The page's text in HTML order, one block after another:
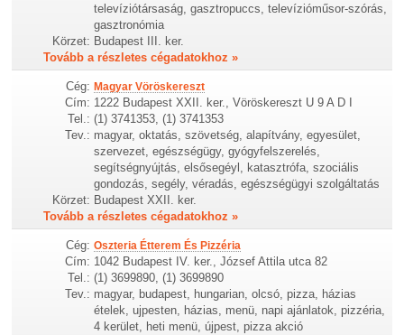
televíziótársaság, gasztropuccs, televízióműsor-szórás,
gasztronómia
Körzet: Budapest III. ker.
Tovább a részletes cégadatokhoz »
Cég: Magyar Vöröskereszt
Cím: 1222 Budapest XXII. ker., Vöröskereszt U 9 A D I
Tel.: (1) 3741353, (1) 3741353
Tev.: magyar, oktatás, szövetség, alapítvány, egyesület,
szervezet, egészségügy, gyógyfelszerelés,
segítségnyújtás, elsősegéyl, katasztrófa, szociális
gondozás, segély, véradás, egészségügyi szolgáltatás
Körzet: Budapest XXII. ker.
Tovább a részletes cégadatokhoz »
Cég: Oszteria Étterem És Pizzéria
Cím: 1042 Budapest IV. ker., József Attila utca 82
Tel.: (1) 3699890, (1) 3699890
Tev.: magyar, budapest, hungarian, olcsó, pizza, házias
ételek, ujpesten, házias, menü, napi ajánlatok, pizzéria,
4 kerület, heti menü, újpest, pizza akció